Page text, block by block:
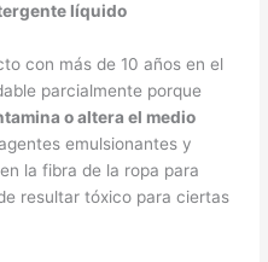
líquido
con más de 10 años en el
parcialmente porque
o altera el medio
emulsionantes y
la fibra de la ropa para
resultar tóxico para ciertas